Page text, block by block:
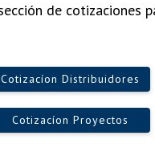
de cotizaciones
Cotizacíon Distribuidores
Cotizacíon Proyectos